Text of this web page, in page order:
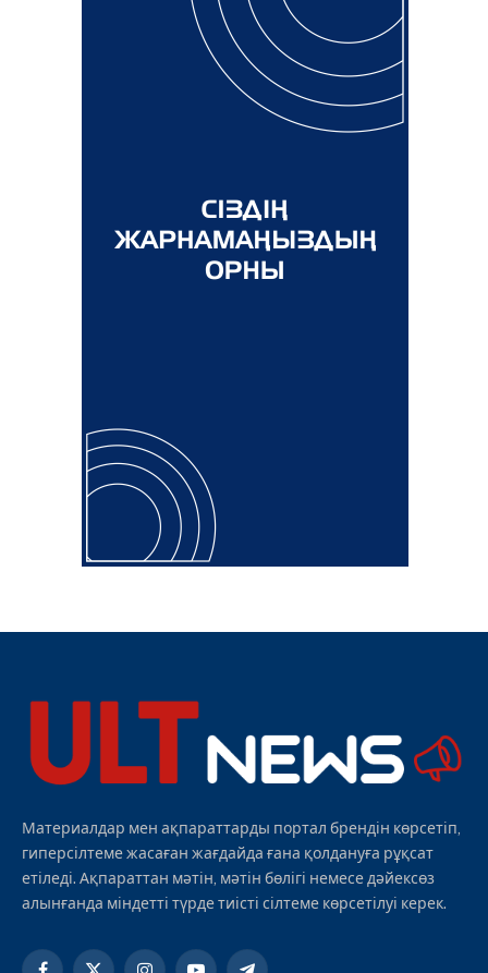
Материалдар мен ақпараттарды портал брендін көрсетіп,
гиперсілтеме жасаған жағдайда ғана қолдануға рұқсат
етіледі. Ақпараттан мәтін, мәтін бөлігі немесе дәйексөз
алынғанда міндетті түрде тиісті сілтеме көрсетілуі керек.